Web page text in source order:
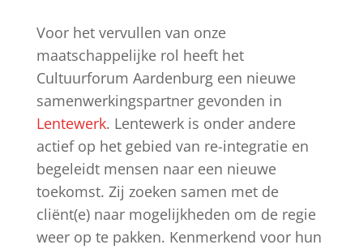
Voor het vervullen van onze
maatschappelijke rol heeft het
Cultuurforum Aardenburg een nieuwe
samenwerkingspartner gevonden in
Lentewerk. Lentewerk is onder andere
actief op het gebied van re-integratie en
begeleidt mensen naar een nieuwe
toekomst. Zij zoeken samen met de
cliënt(e) naar mogelijkheden om de regie
weer op te pakken. Kenmerkend voor hun